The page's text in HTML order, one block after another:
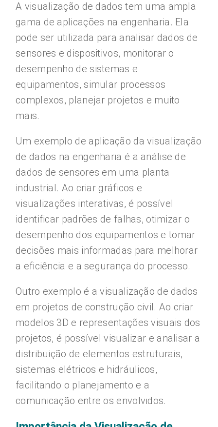
A visualização de dados tem uma ampla
gama de aplicações na engenharia. Ela
pode ser utilizada para analisar dados de
sensores e dispositivos, monitorar o
desempenho de sistemas e
equipamentos, simular processos
complexos, planejar projetos e muito
mais.
Um exemplo de aplicação da visualização
de dados na engenharia é a análise de
dados de sensores em uma planta
industrial. Ao criar gráficos e
visualizações interativas, é possível
identificar padrões de falhas, otimizar o
desempenho dos equipamentos e tomar
decisões mais informadas para melhorar
a eficiência e a segurança do processo.
Outro exemplo é a visualização de dados
em projetos de construção civil. Ao criar
modelos 3D e representações visuais dos
projetos, é possível visualizar e analisar a
distribuição de elementos estruturais,
sistemas elétricos e hidráulicos,
facilitando o planejamento e a
comunicação entre os envolvidos.